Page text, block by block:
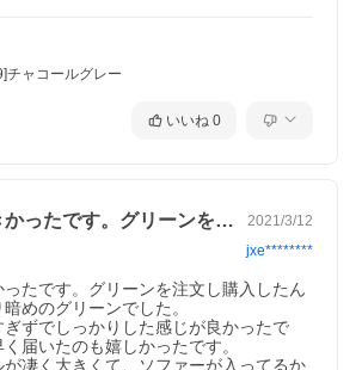
チャコールグレー
いいね 0
思ったより大きかったです。グリーンを注… 2021/3/12
jxe********
たです。グリーンを注文し購入したん
めのグリーンでした。
ずでしっかりした感じが良かったで
届いたのも嬉しかったです。
凄く大きくて、ソファーが入ってるか